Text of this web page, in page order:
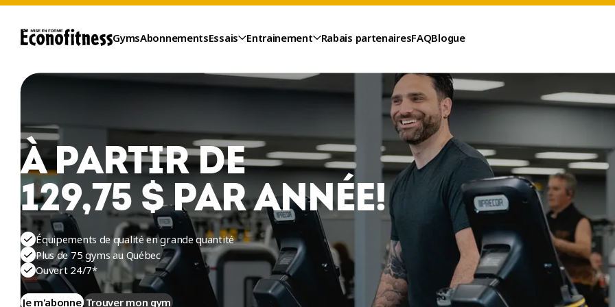
ESSAIS
GymsAbonnementsEssais Entrainement Rabais partenairesFAQBlogue
À PARTIR DE
129,75 $ PAR ANNÉE!
Équipements de qualité en grande quantité
Plus de 75 gyms au Québec
Ouvert 24/7*
Je m'abonne Trouver mon gym